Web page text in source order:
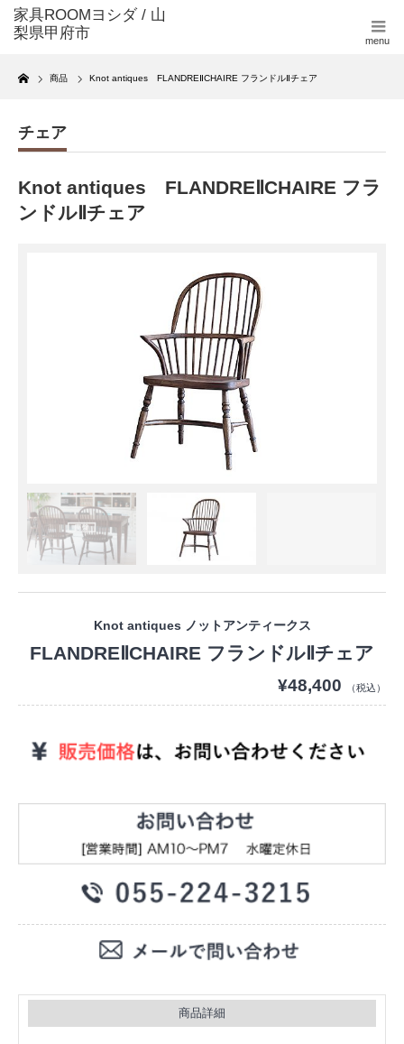
menu
Home
商品 Knot antiques FLANDREⅡCHAIRE フランドルⅡチェア
チェア
Knot antiques FLANDREⅡCHAIRE フラ
ンドルⅡチェア
Knot antiques ノットアンティークス
FLANDREⅡCHAIRE フランドルⅡチェア
¥48,400 （税込）
商品詳細